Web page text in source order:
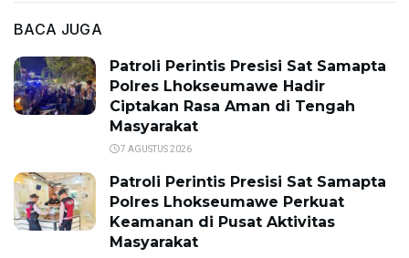
BACA JUGA
Patroli Perintis Presisi Sat Samapta
Polres Lhokseumawe Hadir
Ciptakan Rasa Aman di Tengah
Masyarakat
7 AGUSTUS 2026
Patroli Perintis Presisi Sat Samapta
Polres Lhokseumawe Perkuat
Keamanan di Pusat Aktivitas
Masyarakat